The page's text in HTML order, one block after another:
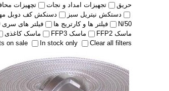
حریق
تجهیزات امداد و نجات تچهیزات
دستکش نیتریل سبز
دسنکش کف دوبل
N/50
فیلتر ها و کارتریج ها فیلتر های سری 400 BLS
ماسک FFP2
ماسک FFP3 ماسک کاغذی
on sale In stock only Clear all filters